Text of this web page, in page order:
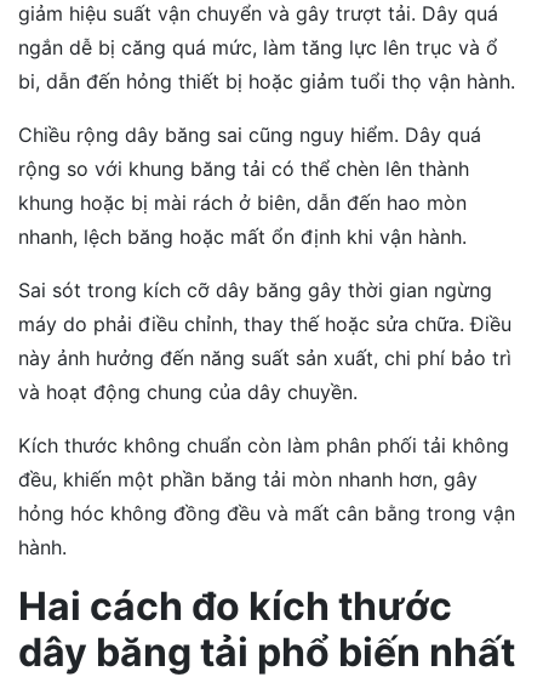
giảm hiệu suất vận chuyển và gây trượt tải. Dây quá
ngắn dễ bị căng quá mức, làm tăng lực lên trục và ổ
bi, dẫn đến hỏng thiết bị hoặc giảm tuổi thọ vận hành.
Chiều rộng dây băng sai cũng nguy hiểm. Dây quá
rộng so với khung băng tải có thể chèn lên thành
khung hoặc bị mài rách ở biên, dẫn đến hao mòn
nhanh, lệch băng hoặc mất ổn định khi vận hành.
Sai sót trong kích cỡ dây băng gây thời gian ngừng
máy do phải điều chỉnh, thay thế hoặc sửa chữa. Điều
này ảnh hưởng đến năng suất sản xuất, chi phí bảo trì
và hoạt động chung của dây chuyền.
Kích thước không chuẩn còn làm phân phối tải không
đều, khiến một phần băng tải mòn nhanh hơn, gây
hỏng hóc không đồng đều và mất cân bằng trong vận
hành.
Hai cách đo kích thước
dây băng tải phổ biến nhất